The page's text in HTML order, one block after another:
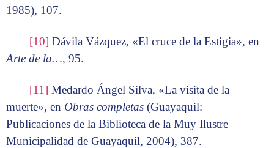
1985), 107.
[10] Dávila Vázquez, «El cruce de la Estigia», en
Arte de la…, 95.
[11] Medardo Ángel Silva, «La visita de la
muerte», en Obras completas (Guayaquil:
Publicaciones de la Biblioteca de la Muy Ilustre
Municipalidad de Guayaquil, 2004), 387.